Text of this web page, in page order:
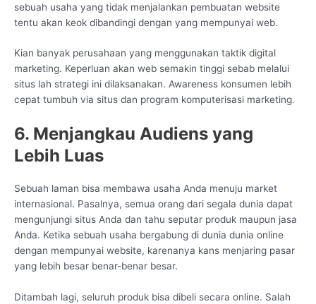
sebuah usaha yang tidak menjalankan pembuatan website
tentu akan keok dibandingi dengan yang mempunyai web.
Kian banyak perusahaan yang menggunakan taktik digital
marketing. Keperluan akan web semakin tinggi sebab melalui
situs lah strategi ini dilaksanakan. Awareness konsumen lebih
cepat tumbuh via situs dan program komputerisasi marketing.
6. Menjangkau Audiens yang
Lebih Luas
Sebuah laman bisa membawa usaha Anda menuju market
internasional. Pasalnya, semua orang dari segala dunia dapat
mengunjungi situs Anda dan tahu seputar produk maupun jasa
Anda. Ketika sebuah usaha bergabung di dunia dunia online
dengan mempunyai website, karenanya kans menjaring pasar
yang lebih besar benar-benar besar.
Ditambah lagi, seluruh produk bisa dibeli secara online. Salah